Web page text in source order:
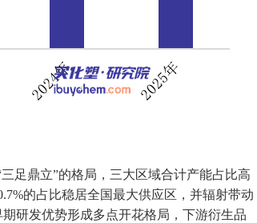
足鼎立”的格局，三大区域合计产能占比高
的占比稳居全国最大供应区，并辐射带动
研发优势形成多点开花格局，下游衍生品